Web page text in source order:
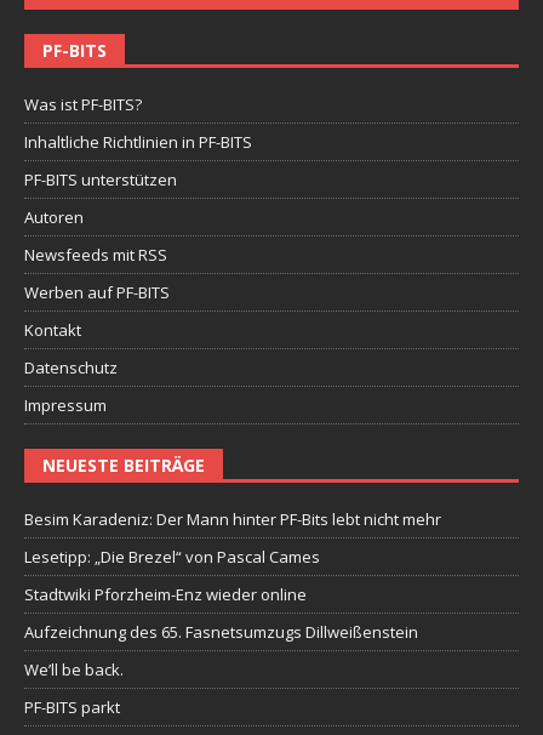
PF-BITS
Was ist PF-BITS?
Inhaltliche Richtlinien in PF-BITS
PF-BITS unterstützen
Autoren
Newsfeeds mit RSS
Werben auf PF-BITS
Kontakt
Datenschutz
Impressum
NEUESTE BEITRÄGE
Besim Karadeniz: Der Mann hinter PF-Bits lebt nicht mehr
Lesetipp: „Die Brezel“ von Pascal Cames
Stadtwiki Pforzheim-Enz wieder online
Aufzeichnung des 65. Fasnetsumzugs Dillweißenstein
We’ll be back.
PF-BITS parkt